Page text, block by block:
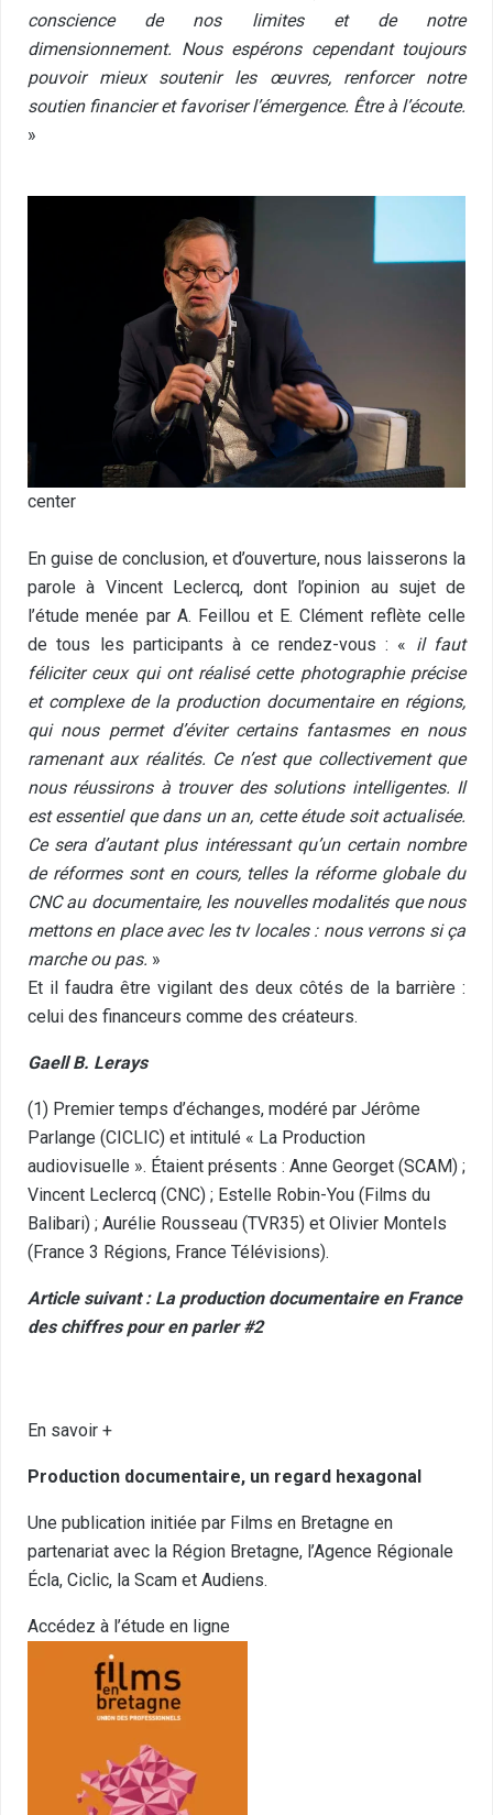
conscience de nos limites et de notre
dimensionnement. Nous espérons cependant toujours
pouvoir mieux soutenir les œuvres, renforcer notre
soutien financier et favoriser l’émergence. Être à l’écoute.
»
center
En guise de conclusion, et d’ouverture, nous laisserons la
parole à Vincent Leclercq, dont l’opinion au sujet de
l’étude menée par A. Feillou et E. Clément reflète celle
de tous les participants à ce rendez-vous : « il faut
féliciter ceux qui ont réalisé cette photographie précise
et complexe de la production documentaire en régions,
qui nous permet d’éviter certains fantasmes en nous
ramenant aux réalités. Ce n’est que collectivement que
nous réussirons à trouver des solutions intelligentes. Il
est essentiel que dans un an, cette étude soit actualisée.
Ce sera d’autant plus intéressant qu’un certain nombre
de réformes sont en cours, telles la réforme globale du
CNC au documentaire, les nouvelles modalités que nous
mettons en place avec les tv locales : nous verrons si ça
marche ou pas. »
Et il faudra être vigilant des deux côtés de la barrière :
celui des financeurs comme des créateurs.
Gaell B. Lerays
(1) Premier temps d’échanges, modéré par Jérôme
Parlange (CICLIC) et intitulé « La Production
audiovisuelle ». Étaient présents : Anne Georget (SCAM) ;
Vincent Leclercq (CNC) ; Estelle Robin-You (Films du
Balibari) ; Aurélie Rousseau (TVR35) et Olivier Montels
(France 3 Régions, France Télévisions).
Article suivant : La production documentaire en France
des chiffres pour en parler #2
En savoir +
Production documentaire, un regard hexagonal
Une publication initiée par Films en Bretagne en
partenariat avec la Région Bretagne, l’Agence Régionale
Écla, Ciclic, la Scam et Audiens.
Accédez à l’étude en ligne